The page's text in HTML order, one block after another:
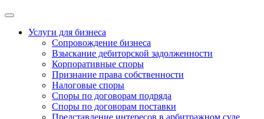
Услуги для бизнеса
Сопровождение бизнеса
Взыскание дебиторской задолженности
Корпоративные споры
Признание права собственности
Налоговые споры
Споры по договорам подряда
Споры по договорам поставки
Представление интересов в арбитражном суде